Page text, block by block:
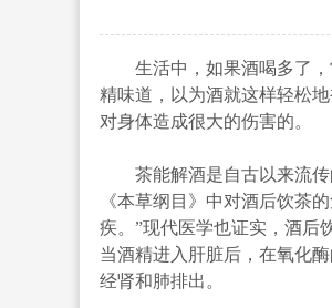
生活中，如果酒喝多了，
精味道，以为酒就这样轻松
对身体造成很大的伤害的。
茶能解酒是自古以来流传
《本草纲目》中对酒后饮茶
疾。”现代医学也证实，酒后
当酒精进入肝脏后，在氧化
经肾和肺排出。